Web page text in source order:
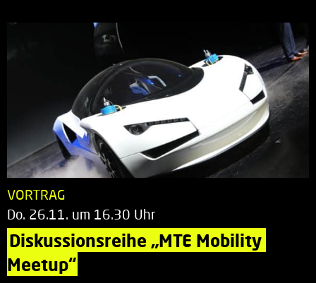
VORTRAG
Do. 26.11. um 16.30 Uhr
Diskussionsreihe „MTE Mobility
Meetup“